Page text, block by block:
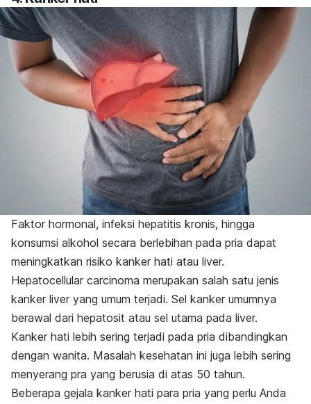
Faktor hormonal, infeksi hepatitis kronis, hingga
konsumsi alkohol secara berlebihan pada pria dapat
meningkatkan risiko kanker hati atau liver.
Hepatocellular carcinoma merupakan salah satu jenis
kanker liver yang umum terjadi. Sel kanker umumnya
berawal dari hepatosit atau sel utama pada liver.
Kanker hati lebih sering terjadi pada pria dibandingkan
dengan wanita. Masalah kesehatan ini juga lebih sering
menyerang pra yang berusia di atas 50 tahun.
Beberapa gejala kanker hati para pria yang perlu Anda